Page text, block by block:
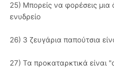
25) Μπορείς να φορέσεις
ενυδρείο
26) 3 ζευγάρια παπούτσια
27) Τα προκαταρκτικά είναι